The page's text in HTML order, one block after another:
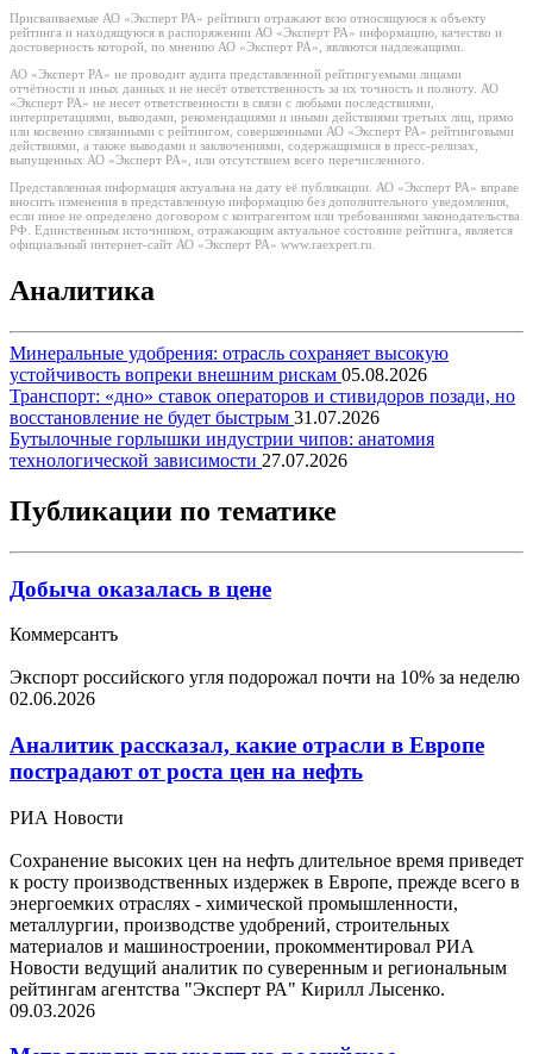
Присваиваемые АО «Эксперт РА» рейтинги отражают всю относящуюся к объекту
рейтинга и находящуюся в распоряжении АО «Эксперт РА» информацию, качество и
достоверность которой, по мнению АО «Эксперт РА», являются надлежащими.
АО «Эксперт РА» не проводит аудита представленной рейтингуемыми лицами
отчётности и иных данных и не несёт ответственность за их точность и полноту. АО
«Эксперт РА» не несет ответственности в связи с любыми последствиями,
интерпретациями, выводами, рекомендациями и иными действиями третьих лиц, прямо
или косвенно связанными с рейтингом, совершенными АО «Эксперт РА» рейтинговыми
действиями, а также выводами и заключениями, содержащимися в пресс-релизах,
выпущенных АО «Эксперт РА», или отсутствием всего перечисленного.
Представленная информация актуальна на дату её публикации. АО «Эксперт РА» вправе
вносить изменения в представленную информацию без дополнительного уведомления,
если иное не определено договором с контрагентом или требованиями законодательства
РФ. Единственным источником, отражающим актуальное состояние рейтинга, является
официальный интернет-сайт АО «Эксперт РА» www.raexpert.ru.
Аналитика
Минеральные удобрения: отрасль сохраняет высокую
устойчивость вопреки внешним рискам 05.08.2026
Транспорт: «дно» ставок операторов и стивидоров позади, но
восстановление не будет быстрым 31.07.2026
Бутылочные горлышки индустрии чипов: анатомия
технологической зависимости 27.07.2026
Публикации по тематике
Добыча оказалась в цене
Коммерсантъ
Экспорт российского угля подорожал почти на 10% за неделю
02.06.2026
Аналитик рассказал, какие отрасли в Европе
пострадают от роста цен на нефть
РИА Новости
Сохранение высоких цен на нефть длительное время приведет
к росту производственных издержек в Европе, прежде всего в
энергоемких отраслях - химической промышленности,
металлургии, производстве удобрений, строительных
материалов и машиностроении, прокомментировал РИА
Новости ведущий аналитик по суверенным и региональным
рейтингам агентства "Эксперт РА" Кирилл Лысенко.
09.03.2026